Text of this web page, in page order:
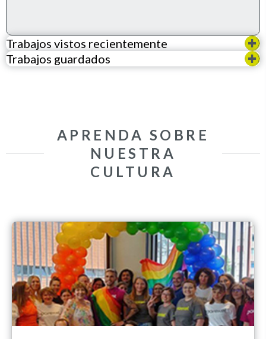
Trabajos vistos recientemente
Trabajos guardados
APRENDA SOBRE
NUESTRA
CULTURA